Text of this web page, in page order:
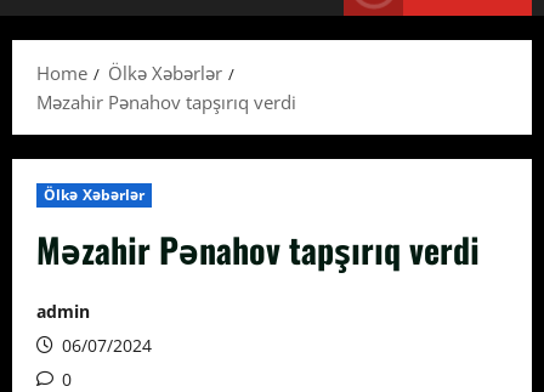
Home
Ölkə Xəbərlər
Məzahir Pənahov tapşırıq verdi
Ölkə Xəbərlər
Məzahir Pənahov tapşırıq verdi
admin
06/07/2024
0